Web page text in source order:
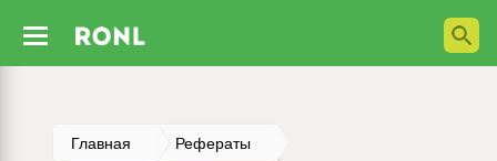
Главная Рефераты